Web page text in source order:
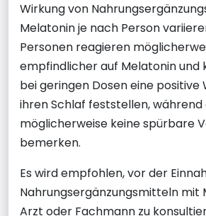
Wirkung von
Melatonin je nach Person
Personen reagieren
empfindlicher auf Melatonin und
bei geringen Dosen eine positive
ihren Schlaf feststellen,
möglicherweise keine spürbare
bemerken.
Es wird empfohlen, vor der
Nahrungsergänzungsmitteln mit
Arzt oder Fachmann zu